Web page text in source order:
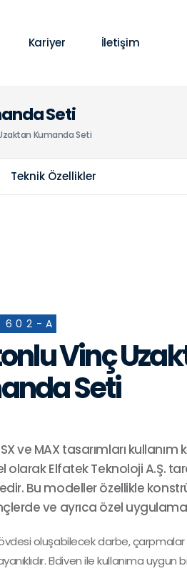
Kariyer İletişim
Seti
Kumanda Seti
Teknik Özellikler
602-A
Vinç
Seti
ve MAX tasarımları
olarak Elfatek Teknoloji A.Ş.
Bu modeller özellikle
ve ayrıca özel
oluşabilecek darbe, çarpmalar
Eldiven ile kullanıma uygun